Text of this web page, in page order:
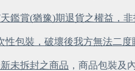
鑑賞(猶豫)期退貨之權益，非
性包裝，破壞後我方無法二
未拆封之商品 ，商品包裝及